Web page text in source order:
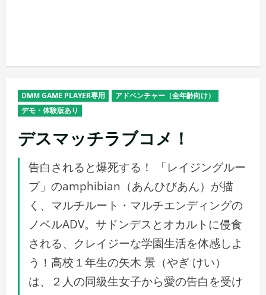
DMM GAME PLAYER専用
アドベンチャー（全年齢向け）
デモ・体験版あり
デスマッチラブコメ！
告白されると爆死する！ 「レイジングルー
プ」のamphibian（あんひびあん）が描
く、マルチルート・マルチエンディングの
ノベルADV。サドンデスとオカルトに侵食
される、クレイジーな学園生活を体感しよ
う！高校１年生の矢木 景（やぎ けい）
は、２人の同級生女子から愛の告白を受け